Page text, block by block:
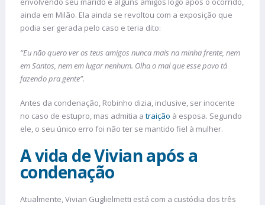
ainda em Milão. Ela ainda se revoltou com a exposição que
podia ser gerada pelo caso e teria dito:
“Eu não quero ver os teus amigos nunca mais na minha frente, nem
em Santos, nem em lugar nenhum. Olha o mal que esse povo tá
fazendo pra gente”.
Antes da condenação, Robinho dizia, inclusive, ser inocente
no caso de estupro, mas admitia a traição à esposa. Segundo
ele, o seu único erro foi não ter se mantido fiel à mulher.
A vida de Vivian após a
condenação
Atualmente, Vivian Guglielmetti está com a custódia dos três